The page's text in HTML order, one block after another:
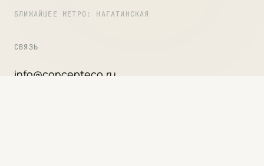
БЛИЖАЙШЕЕ МЕТРО: НАГАТИНСКАЯ
СВЯЗЬ
info@concepteco.ru